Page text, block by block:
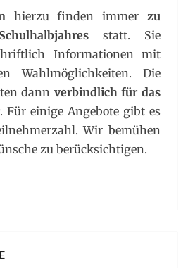
hierzu finden immerzu
statt. Sie
Informationen mit
Wahlmöglichkeiten. Die
dann verbindlich für das
. Für einige Angebote gibt es
Wir bemühen
zu berücksichtigen.